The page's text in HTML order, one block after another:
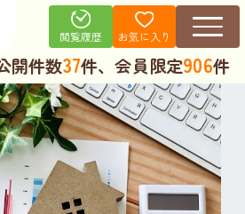
閲覧履歴 お気に入り
開件数37件、会員限定906件